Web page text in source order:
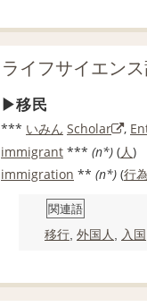
ライフサイエン
移民
*** いみん Scholar ,
immigrant *** (n*) (人)
immigration ** (n*) (行為
関連語
移行 外国人 入国